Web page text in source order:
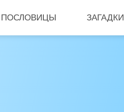
ПОСЛОВИЦЫ ЗАГАДКИ